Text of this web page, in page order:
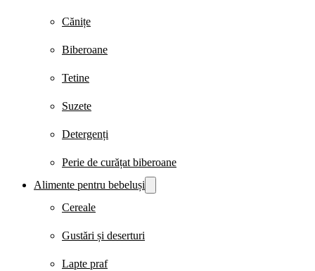
Cănițe
Biberoane
Tetine
Suzete
Detergenți
Perie de curățat biberoane
Alimente pentru bebeluși
Cereale
Gustări și deserturi
Lapte praf